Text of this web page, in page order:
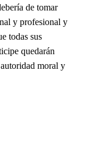
de tomar
y profesional y
todas sus
quedarán
moral y